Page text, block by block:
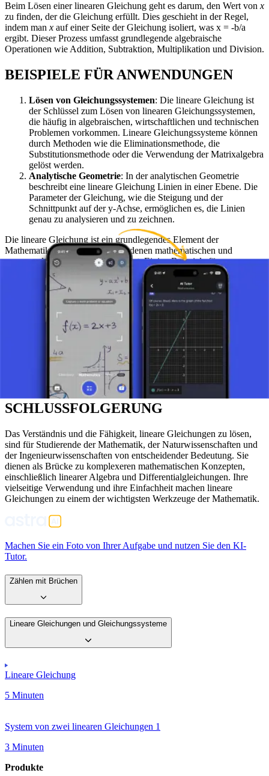
Beim Lösen einer linearen Gleichung geht es darum, den Wert vonx
zu finden, der die Gleichung erfüllt. Dies geschieht in der Regel,
indem manx auf einer Seite der Gleichung isoliert, was x = -b/a
ergibt. Dieser Prozess umfasst grundlegende algebraische
Operationen wie Addition, Subtraktion, Multiplikation und Division.
BEISPIELE FÜR ANWENDUNGEN
Lösen von Gleichungssystemen: Die lineare Gleichung ist
der Schlüssel zum Lösen von linearen Gleichungssystemen,
die häufig in algebraischen, wirtschaftlichen und technischen
Problemen vorkommen. Lineare Gleichungssysteme können
durch Methoden wie die Eliminationsmethode, die
Substitutionsmethode oder die Verwendung der Matrixalgebra
gelöst werden.
Analytische Geometrie: In der analytischen Geometrie
beschreibt eine lineare Gleichung Linien in einer Ebene. Die
Parameter der Gleichung, wie die Steigung und der
Schnittpunkt auf der y-Achse, ermöglichen es, die Linien
genau zu analysieren und zu zeichnen.
Die lineare Gleichung ist ein grundlegendes Element der
Mathematik und wird in verschiedenen mathematischen und
angewandten Kontexten verwendet. Einige Beispiele für
Anwendungen in der Mathematik sind:
SYSTEME VON LINEAREN
GLEICHUNGEN
Neben einzelnen Gleichungen ist die lineare Gleichung auch im
Zusammenhang mit linearen Gleichungssystemen von Bedeutung,
bei denen mehrere Gleichungen gleichzeitig gelöst werden. Diese
Systeme können eine Lösung, keine Lösung oder unendlich viele
Lösungen haben, je nach ihrer Konfiguration.
SCHLUSSFOLGERUNG
Das Verständnis und die Fähigkeit, lineare Gleichungen zu lösen,
sind für Studierende der Mathematik, der Naturwissenschaften und
der Ingenieurwissenschaften von entscheidender Bedeutung. Sie
dienen als Brücke zu komplexeren mathematischen Konzepten,
einschließlich linearer Algebra und Differentialgleichungen. Ihre
vielseitige Verwendung und ihre Einfachheit machen lineare
Gleichungen zu einem der wichtigsten Werkzeuge der Mathematik.
Machen Sie ein Foto von Ihrer Aufgabe und nutzen Sie den KI-
Tutor.
Zählen mit Brüchen
Lineare Gleichungen und Gleichungssysteme
Lineare Gleichung
5 Minuten
System von zwei linearen Gleichungen 1
3 Minuten
Produkte